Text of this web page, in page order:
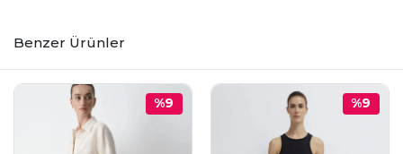
Benzer Ürünler
%9 %9